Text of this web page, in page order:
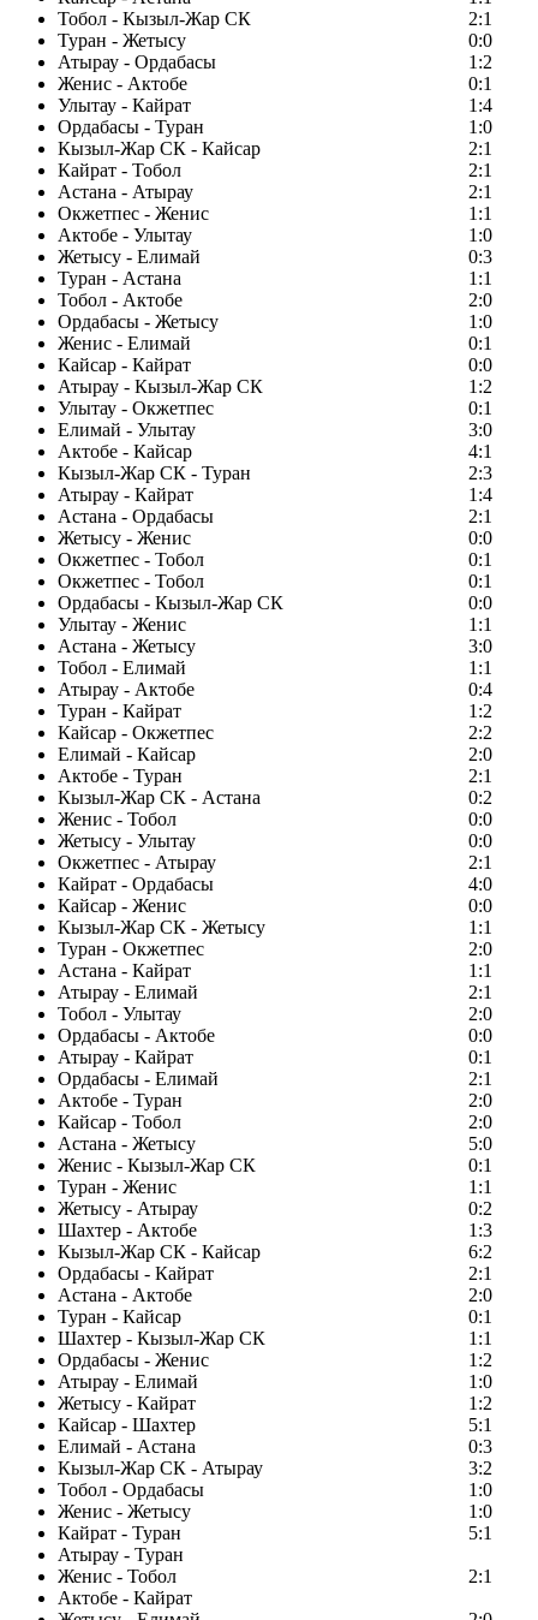
Тобол - Кызыл-Жар СК
2:1
Туран - Жетысу
0:0
Атырау - Ордабасы
1:2
Женис - Актобе
0:1
Улытау - Кайрат
1:4
Ордабасы - Туран
1:0
Кызыл-Жар СК - Кайсар
2:1
Кайрат - Тобол
2:1
Астана - Атырау
2:1
Окжетпес - Женис
1:1
Актобе - Улытау
1:0
Жетысу - Елимай
0:3
Туран - Астана
1:1
Тобол - Актобе
2:0
Ордабасы - Жетысу
1:0
Женис - Елимай
0:1
Кайсар - Кайрат
0:0
Атырау - Кызыл-Жар СК
1:2
Улытау - Окжетпес
0:1
Елимай - Улытау
3:0
Актобе - Кайсар
4:1
Кызыл-Жар СК - Туран
2:3
Атырау - Кайрат
1:4
Астана - Ордабасы
2:1
Жетысу - Женис
0:0
Окжетпес - Тобол
0:1
Окжетпес - Тобол
0:1
Ордабасы - Кызыл-Жар СК
0:0
Улытау - Женис
1:1
Астана - Жетысу
3:0
Тобол - Елимай
1:1
Атырау - Актобе
0:4
Туран - Кайрат
1:2
Кайсар - Окжетпес
2:2
Елимай - Кайсар
2:0
Актобе - Туран
2:1
Кызыл-Жар СК - Астана
0:2
Женис - Тобол
0:0
Жетысу - Улытау
0:0
Окжетпес - Атырау
2:1
Кайрат - Ордабасы
4:0
Кайсар - Женис
0:0
Кызыл-Жар СК - Жетысу
1:1
Туран - Окжетпес
2:0
Астана - Кайрат
1:1
Атырау - Елимай
2:1
Тобол - Улытау
2:0
Ордабасы - Актобе
0:0
Атырау - Кайрат
0:1
Ордабасы - Елимай
2:1
Актобе - Туран
2:0
Кайсар - Тобол
2:0
Астана - Жетысу
5:0
Женис - Кызыл-Жар СК
0:1
Туран - Женис
1:1
Жетысу - Атырау
0:2
Шахтер - Актобе
1:3
Кызыл-Жар СК - Кайсар
6:2
Ордабасы - Кайрат
2:1
Астана - Актобе
2:0
Туран - Кайсар
0:1
Шахтер - Кызыл-Жар СК
1:1
Ордабасы - Женис
1:2
Атырау - Елимай
1:0
Жетысу - Кайрат
1:2
Кайсар - Шахтер
5:1
Елимай - Астана
0:3
Кызыл-Жар СК - Атырау
3:2
Тобол - Ордабасы
1:0
Женис - Жетысу
1:0
Кайрат - Туран
5:1
Атырау - Туран
Женис - Тобол
2:1
Актобе - Кайрат